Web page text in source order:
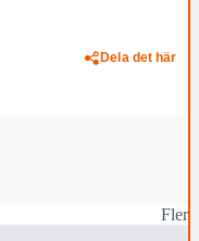
Dela det här
Fler